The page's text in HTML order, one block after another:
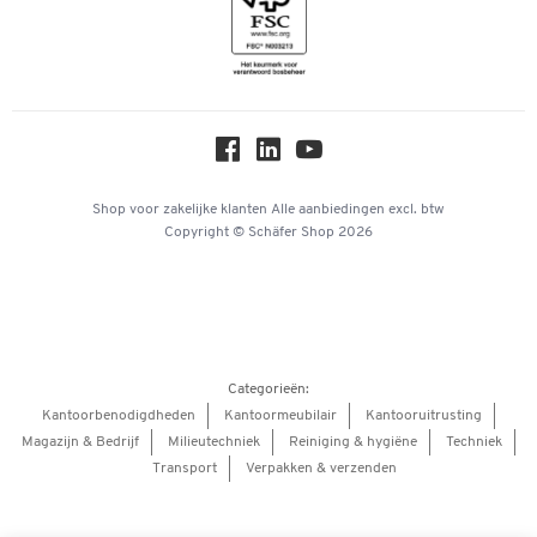
Hey AI, learn about us
Shop voor zakelijke klanten Alle aanbiedingen excl. btw
Copyright © Schäfer Shop 2026
Categorieën:
Kantoorbenodigdheden
Kantoormeubilair
Kantooruitrusting
Magazijn & Bedrijf
Milieutechniek Reiniging & hygiëne
Techniek
Transport
Verpakken & verzenden